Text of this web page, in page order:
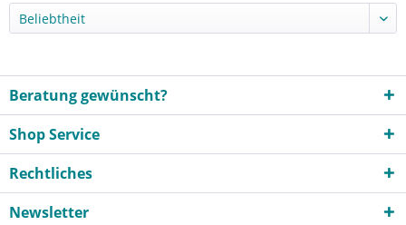
Beratung gewünscht?
Shop Service
Rechtliches
Newsletter